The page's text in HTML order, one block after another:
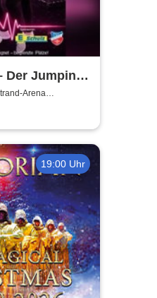
Der Jumping-
Arena
19:00 Uhr